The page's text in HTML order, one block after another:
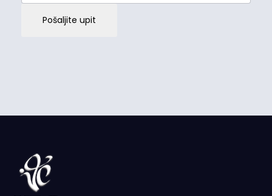
Pošaljite upit